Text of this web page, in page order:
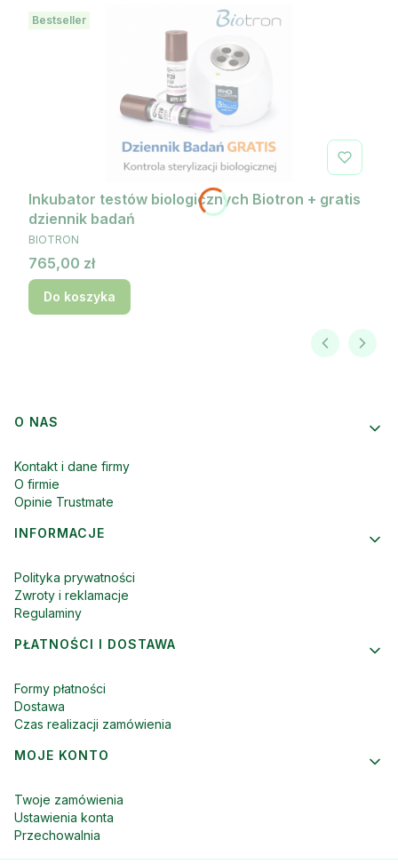
Bestseller
Inkubator testów biologicznych Biotron + gratis
dziennik badań
PRODUCENT
BIOTRON
Cena
765,00 zł
Do koszyka
Linki w stopce
O NAS
Kontakt i dane firmy
O firmie
Opinie Trustmate
INFORMACJE
Polityka prywatności
Zwroty i reklamacje
Regulaminy
PŁATNOŚCI I DOSTAWA
Formy płatności
Dostawa
Czas realizacji zamówienia
MOJE KONTO
Twoje zamówienia
Ustawienia konta
Przechowalnia